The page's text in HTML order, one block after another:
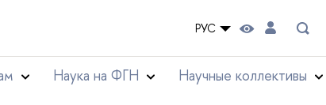
РУС
Наука на ФГН
Научные коллективы